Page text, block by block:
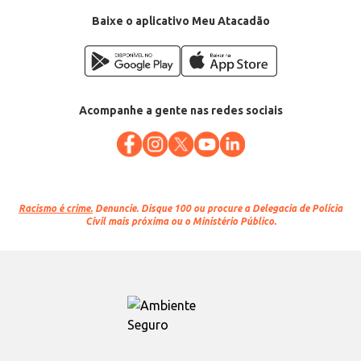
Baixe o aplicativo Meu Atacadão
Acompanhe a gente nas redes sociais
Racismo é crime. Denuncie. Disque 100 ou procure a Delegacia de Polícia
Civil mais próxima ou o Ministério Público.